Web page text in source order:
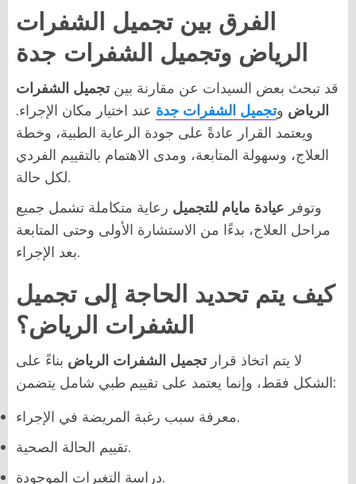
الفرق بين تجميل الشفرات
الرياض وتجميل الشفرات جدة
قد تبحث بعض السيدات عن مقارنة بينتجميل الشفرات
الرياض وتجميل الشفرات جدة عند اختيار مكان الإجراء.
ويعتمد القرار عادةً على جودة الرعاية الطبية، وخطة
العلاج، وسهولة المتابعة، ومدى الاهتمام بالتقييم الفردي
لكل حالة.
وتوفر عيادة مايام للتجميل رعاية متكاملة تشمل جميع
مراحل العلاج، بدءًا من الاستشارة الأولى وحتى المتابعة
بعد الإجراء.
كيف يتم تحديد الحاجة إلى تجميل
الشفرات الرياض؟
لا يتم اتخاذ قرارتجميل الشفرات الرياض بناءً على
الشكل فقط، وإنما يعتمد على تقييم طبي شامل يتضمن:
معرفة سبب رغبة المريضة في الإجراء.
تقييم الحالة الصحية.
دراسة التغيرات الموجودة.